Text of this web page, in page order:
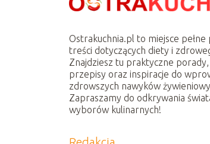
Ostrakuchnia.pl to miejsce pełne
treści dotyczących diety i
Znajdziesz tu praktyczne porady,
przepisy oraz inspiracje do
zdrowszych nawyków
Zapraszamy do odkrywania
wyborów kulinarnych!